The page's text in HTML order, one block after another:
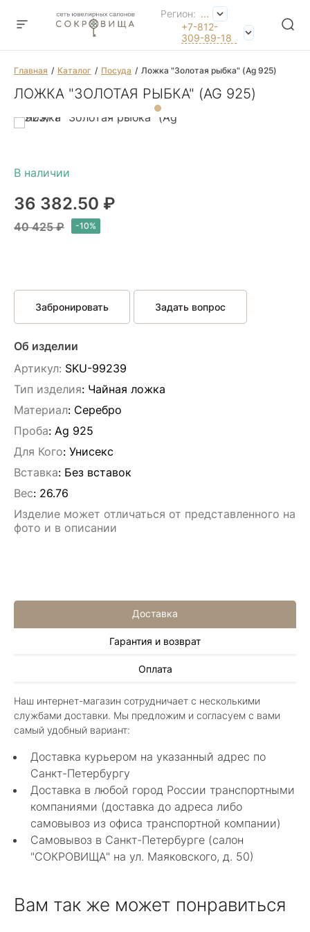
Регион: ...
+7-812-
309-89-18
Главная Каталог Посуда Ложка "Золотая рыбка" (Ag 925)
ЛОЖКА "ЗОЛОТАЯ РЫБКА" (AG 925)
36 382.50 ₽
40 425 ₽
Забронировать Задать вопрос
Об изделии
Артикул: SKU-99239
Тип изделия: Чайная ложка
Материал: Серебро
Проба: Ag 925
Для Кого: Унисекс
Вставка: Без вставок
Вес: 26.76
Изделие может отличаться от представленного на
фото и в описании
Доставка
Гарантия и возврат
Оплата
Наш интернет-магазин сотрудничает с несколькими
службами доставки. Мы предложим и согласуем с вами
самый удобный вариант:
Доставка курьером на указанный адрес по
Санкт-Петербургу
Доставка в любой город России транспортными
компаниями (доставка до адреса либо
самовывоз из офиса транспортной компании)
Самовывоз в Санкт-Петербурге (салон
"СОКРОВИЩА" на ул. Маяковского, д. 50)
Вам так же может понравиться
Алла Майорова
Классные изделия, оригинальные не похожие
в других магазинах. Сотрудники очень
грамотные специалисты в своем деле помогли
с выбором.
Показать полностью
Нелли Г.
4 мая 2025
Каждый раз бывая на Большой Конюшенной
12 в Санкт-Петербурге посещаю этот
феи-специалисты" помогут определиться с
выбором ! Украшения из этого бутика